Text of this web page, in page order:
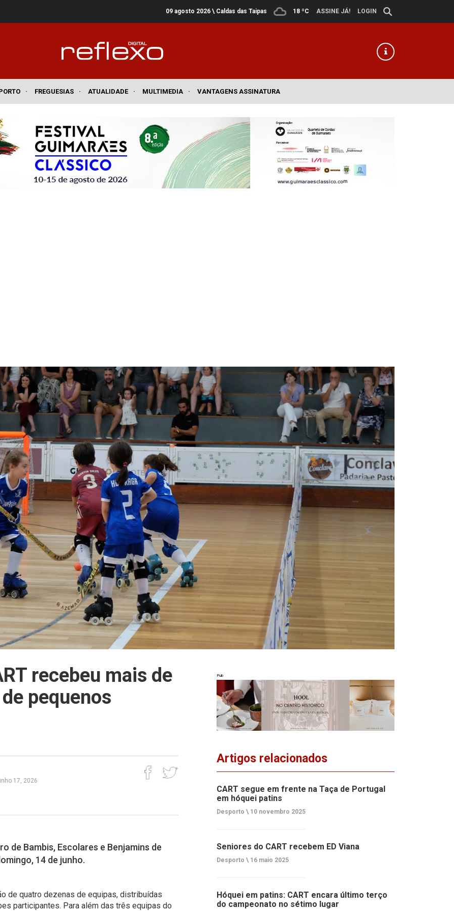
09 agosto 2026 \ Caldas das Taipas 18 ºC ASSINE JÁ! LOGIN
· FREGUESIAS · ATUALIDADE · MULTIMEDIA · VANTAGENS ASSINATURA
recebeu mais de
pequenos
17, 2026
de Bambis, Escolares e Benjamins de
14 de junho.
de quatro dezenas de equipas, distribuídas
participantes. Para além das três equipas do
Pub
Artigos relacionados
CART segue em frente na Taça de Portugal
em hóquei patins
Desporto \ 10 novembro 2025
Seniores do CART recebem ED Viana
Desporto \ 16 maio 2025
Hóquei em patins: CART encara último terço
do campeonato no sétimo lugar